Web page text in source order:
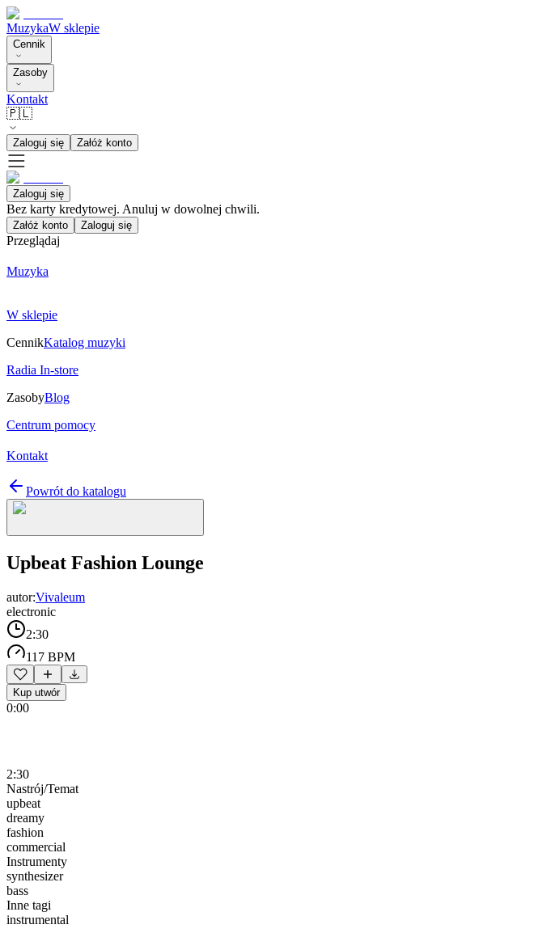
MuzykaW sklepie
Cennik
Zasoby
Kontakt
🇵🇱
Zaloguj się Załóż konto
Zaloguj się
Bez karty kredytowej. Anuluj w dowolnej chwili.
Załóż konto Zaloguj się
Przeglądaj
Muzyka
W sklepie
CennikKatalog muzyki
Radia In-store
ZasobyBlog
Centrum pomocy
Kontakt
Powrót do katalogu
Upbeat Fashion Lounge
autor:Vivaleum
electronic
2:30
117 BPM
Kup utwór
0:00
2:30
Nastrój/Temat
upbeat
dreamy
fashion
commercial
Instrumenty
synthesizer
bass
Inne tagi
instrumental